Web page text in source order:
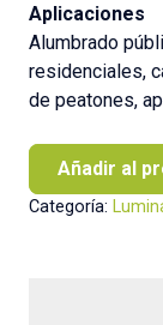
Aplicaciones
Alumbrado
residenciales,
de peatones,
Añadir al
Categoría: